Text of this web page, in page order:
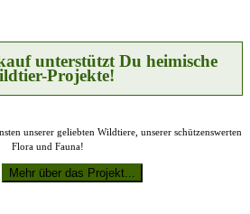
Produktseite
gewählt
werden
unterstützt Du heimische
Projekte!
unserer geliebten Wildtiere, unserer schützenswerten
Flora und Fauna!